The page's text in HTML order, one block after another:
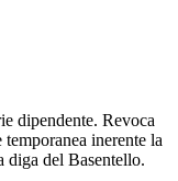
dipendente. Revoca
inerente la
diga del Basentello.